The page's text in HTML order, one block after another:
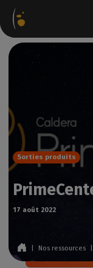
Sorties produits
17 août 2022
Nos ressources